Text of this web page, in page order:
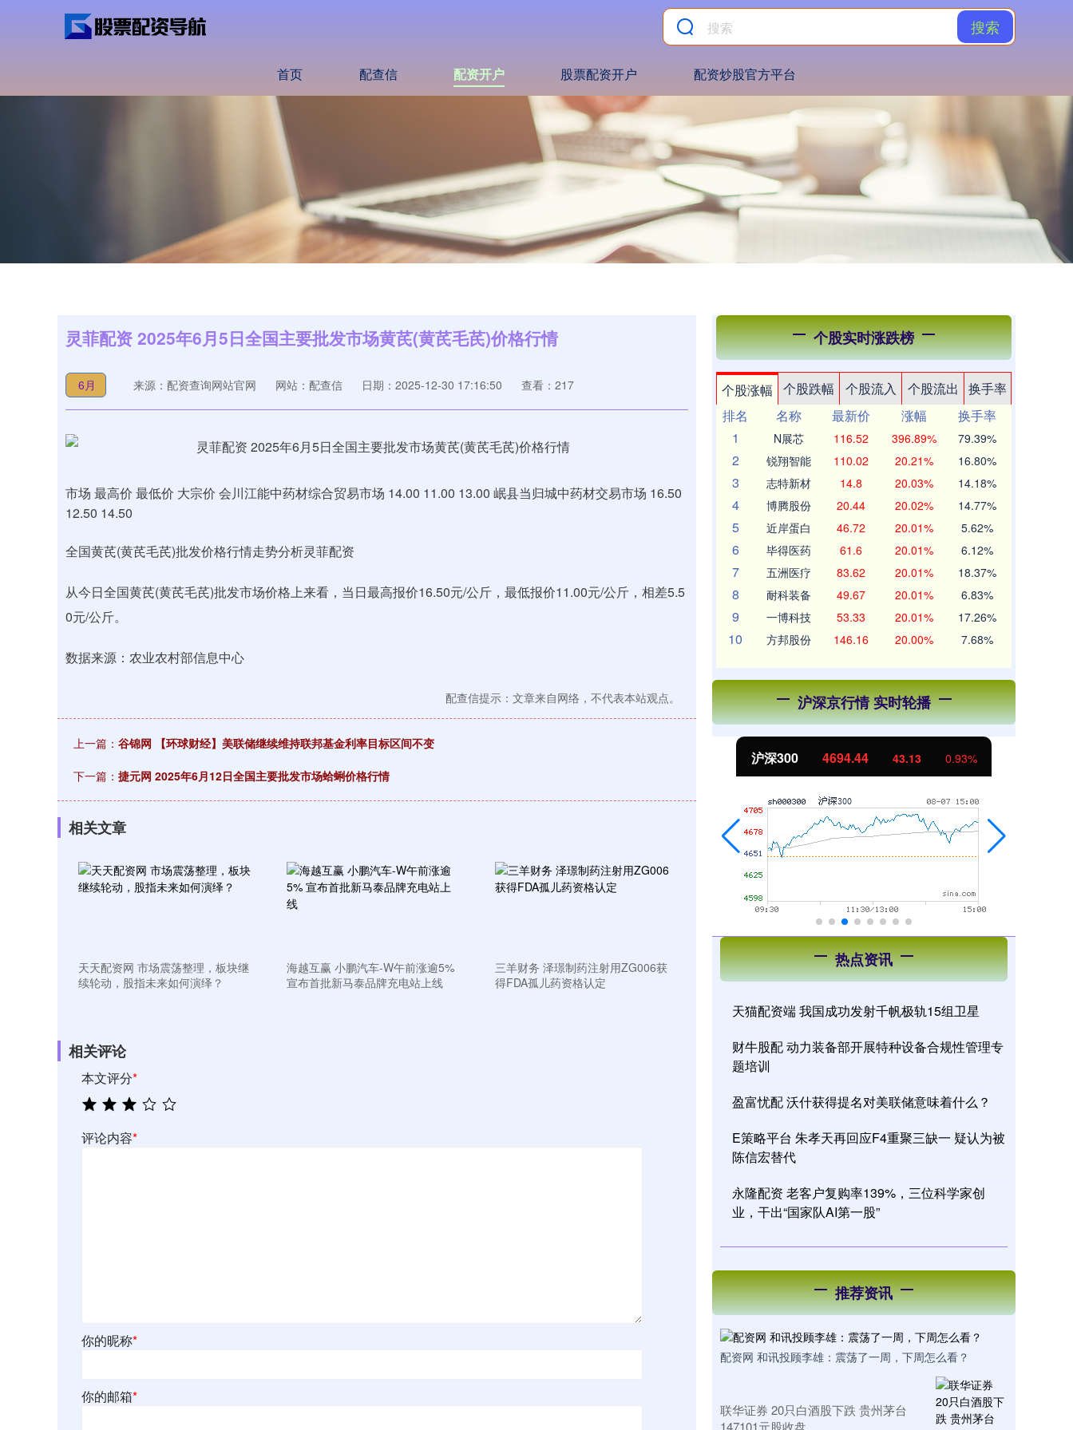
搜索
首页 配查信 配资开户 股票配资开户 配资炒股官方平台
灵菲配资 2025年6月5日全国主要批发市场黄芪(黄芪毛芪)价格行情
6月 来源：配资查询网站官网 网站：配查信 日期：2025-12-30 17:16:50 查看：217
市场 最高价 最低价 大宗价 会川江能中药材综合贸易市场 14.00 11.00 13.00 岷县当归城中药材交易市场 16.50
12.50 14.50
全国黄芪(黄芪毛芪)批发价格行情走势分析灵菲配资
从今日全国黄芪(黄芪毛芪)批发市场价格上来看，当日最高报价16.50元/公斤，最低报价11.00元/公斤，相差5.5
0元/公斤。
数据来源：农业农村部信息中心
配查信提示：文章来自网络，不代表本站观点。
上一篇： 谷锦网 【环球财经】美联储继续维持联邦基金利率目标区间不变
下一篇： 捷元网 2025年6月12日全国主要批发市场蛤蜊价格行情
相关文章
天天配资网 市场震荡整理，板块继
续轮动，股指未来如何演绎？
海越互赢 小鹏汽车-W午前涨逾5%
宣布首批新马泰品牌充电站上线
三羊财务 泽璟制药注射用ZG006获
得FDA孤儿药资格认定
相关评论
本文评分*
评论内容*
你的昵称*
你的邮箱*
个股实时涨跌榜
个股涨幅 个股跌幅 个股流入 个股流出
换手率
排名
名称 最新价 涨幅
换手率
1
N展芯 116.52 396.89% 79.39%
2 锐翔智能 110.02 20.21% 16.80%
3 志特新材 14.8 20.03% 14.18%
4 博腾股份 20.44 20.02% 14.77%
5 近岸蛋白 46.72 20.01% 5.62%
6 毕得医药 61.6 20.01% 6.12%
7 五洲医疗 83.62 20.01% 18.37%
8 耐科装备 49.67 20.01% 6.83%
9 一博科技 53.33 20.01% 17.26%
10 方邦股份 146.16 20.00% 7.68%
沪深京行情 实时轮播
北证50 1134.24 11.37 1.01%
热点资讯
天猫配资端 我国成功发射千帆极轨15组卫星
财牛股配 动力装备部开展特种设备合规性管理专
题培训
盈富忧配 沃什获得提名对美联储意味着什么？
E策略平台 朱孝天再回应F4重聚三缺一 疑认为被
陈信宏替代
永隆配资 老客户复购率139%，三位科学家创
业，干出“国家队AI第一股”
推荐资讯
配资网 和讯投顾李雄：震荡了一周，下周怎么看？
联华证券 20只白酒股下跌 贵州茅台